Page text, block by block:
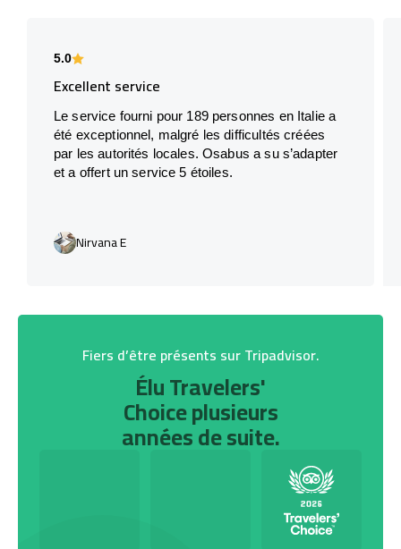
5.0
Excellent service
Le service fourni pour 189 personnes en Italie a
été exceptionnel, malgré les difficultés créées
par les autorités locales. Osabus a su s’adapter
et a offert un service 5 étoiles.
Nirvana E
Fiers d’être présents sur Tripadvisor.
Élu Travelers'
Choice plusieurs
années de suite.